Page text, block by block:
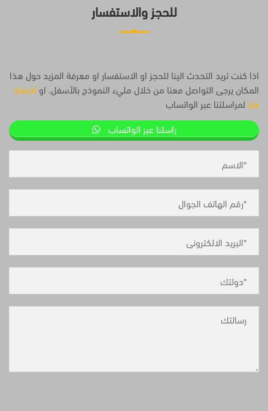
للحجز والاستفسار
اذا كنت تريد التحدث الينا للحجز او الاستفسار او معرفة المزيد حول هذا
المكان يرجى التواصل معنا من خلال مليء النموذج بالأسفل. او اضغط
هنا لمراسلتنا عبر الواتساب
راسلنا عبر الواتساب